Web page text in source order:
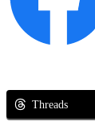
Threads